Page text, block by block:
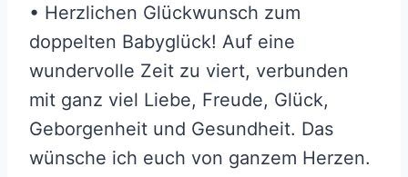
• Herzlichen Glückwunsch zum
doppelten Babyglück! Auf eine
wundervolle Zeit zu viert, verbunden
mit ganz viel Liebe, Freude, Glück,
Geborgenheit und Gesundheit. Das
wünsche ich euch von ganzem Herzen.